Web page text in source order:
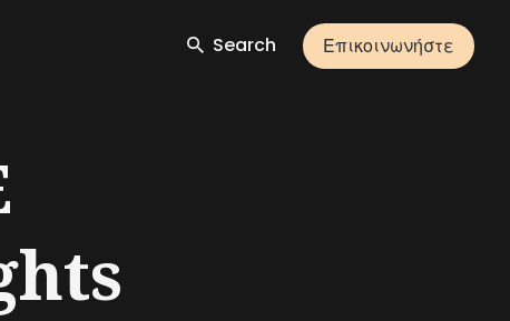
Search Επικοινωνήστε